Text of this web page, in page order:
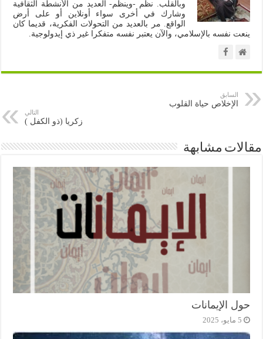
وبالقلب. نظم -وينظم- العديد من الأنشطة الثقافية
وشارك في أخرى سواء أونلاين أو على أرض
الواقع. مر بالعديد من التحولات الفكرية، قديما كان
ينعت نفسه بالإسلامي، والآن يعتبر نفسه متفكرا غير ذي إيدولوجية.
السابق
الإخلاص حياة القلوب
التالي
زكريا (ذو الكفل )
مقالات مشابهة
حول الإيمانات
5 مايو، 2025